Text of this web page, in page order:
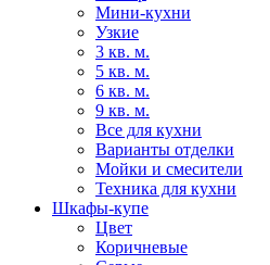
Мини-кухни
Узкие
3 кв. м.
5 кв. м.
6 кв. м.
9 кв. м.
Все для кухни
Варианты отделки
Мойки и смесители
Техника для кухни
Шкафы-купе
Цвет
Коричневые